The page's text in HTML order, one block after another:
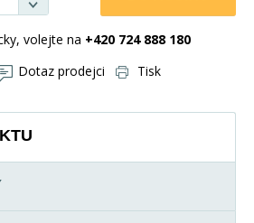
volejte na +420 724 888 180
Dotaz prodejci Tisk